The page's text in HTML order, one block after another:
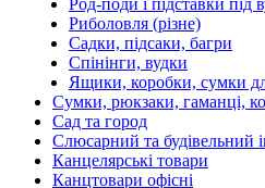
Род-поди і підставки під
Риболовля (різне)
Садки, підсаки, багри
Спінінги, вудки
Ящики, коробки, сумки
Сумки, рюкзаки, гаманці,
Сад та город
Слюсарний та будівельний
Канцелярські товари
Канцтовари офісні